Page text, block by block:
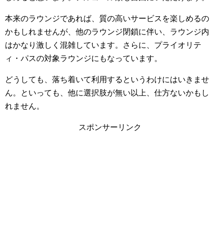
本来のラウンジであれば、質の高いサービスを楽しめるの
かもしれませんが、 他のラウンジ閉鎖に伴い、ラウンジ内
はかなり激しく混雑しています。さらに、プライオリテ
ィ・パスの対象ラウンジにもなっています。
どうしても、落ち着いて利用するというわけにはいきませ
ん。といっても、他に選択肢が無い以上、仕方ないかもし
れません。
スポンサーリンク